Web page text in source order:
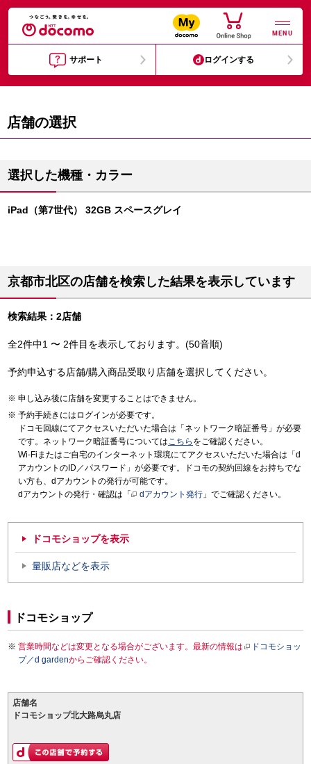
MENU
サポート ログインする
店舗の選択
選択した機種・カラー
iPad（第7世代） 32GB スペースグレイ
京都市北区の店舗を検索した結果を表示しています
検索結果：2店舗
全2件中1 〜 2件目を表示しております。(50音順)
予約申込する店舗/購入商品受取り店舗を選択してください。
申し込み後に店舗を変更することはできません。
予約手続きにはログインが必要です。
ドコモ回線にてアクセスいただいた場合は「ネットワーク暗証番号」が必要
です。ネットワーク暗証番号についてはこちら をご確認ください。
Wi-Fiまたはご自宅のインターネット環境にてアクセスいただいた場合は「d
アカウントのID／パスワード」が必要です。ドコモの契約回線をお持ちでな
い方も、dアカウントの発行が可能です。
dアカウントの発行・確認は「
dアカウント発行 」でご確認ください。
ドコモショップを表示
量販店などを表示
ドコモショップ
営業時間などは変更となる場合がございます。最新の情報は
ドコモショッ
プ／d gardenからご確認ください。
店舗名
ドコモショップ北大路烏丸店